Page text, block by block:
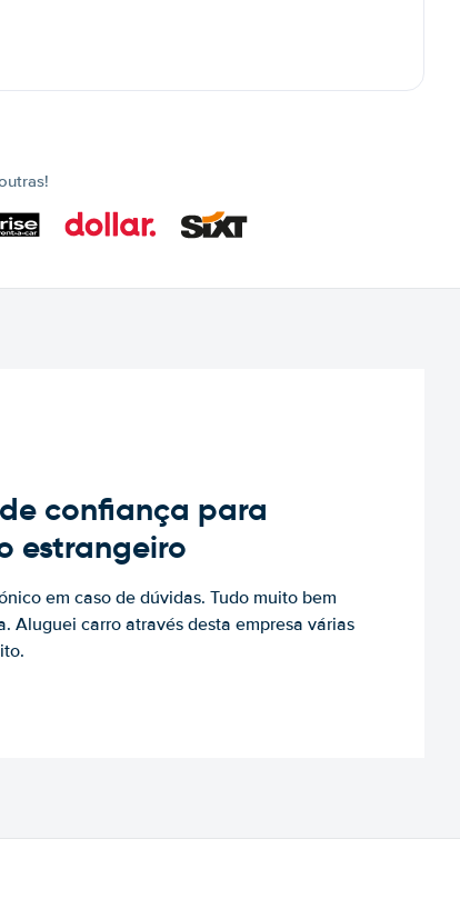
confiança para
estrangeiro
em caso de dúvidas. Tudo muito bem
Aluguei carro através desta empresa várias